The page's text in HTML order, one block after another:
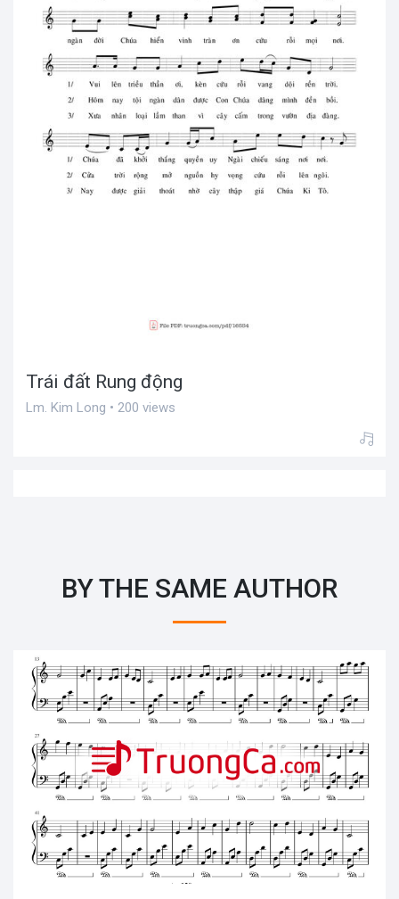
Trái đất Rung động
Lm. Kim Long • 200 views
BY THE SAME AUTHOR